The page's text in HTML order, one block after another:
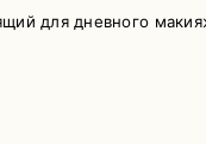
для дневного